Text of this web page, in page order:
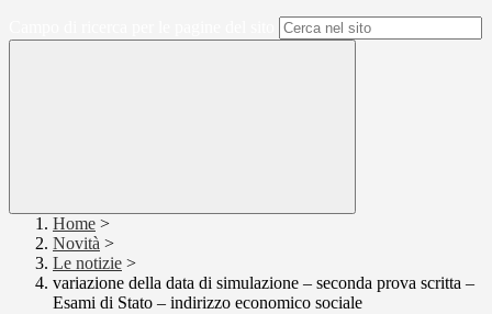
Home >
Novità >
Le notizie >
variazione della data di simulazione – seconda prova scritta –
Esami di Stato – indirizzo economico sociale